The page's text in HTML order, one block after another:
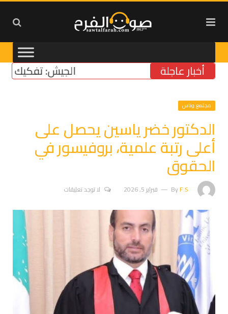
أخبار عاجلة الجيش: تفكيك
مجتمع وناس
الدكتور خضر ياسين يحصل على
أعلى رتبة علمية، بروفيسور في
الحقوق
ByF.S فبراير 5, 2026 لا توجد تعليقات